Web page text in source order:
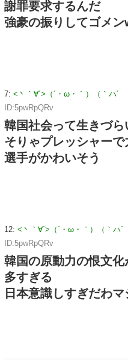
謝罪要求するんだ
強豪の振りしてゴメ
7: <丶｀∀´>（´・ω・｀）（｀ハ´
ID:5pwRpQRv
韓国社会って生きづら
そりゃプレッシャー
選手がかわいそう
12: <丶｀∀´>（´・ω・｀）（｀ハ
ID:5pwRpQRv
韓国の原動力の恨文
多すぎる
日本意識しすぎだわマ